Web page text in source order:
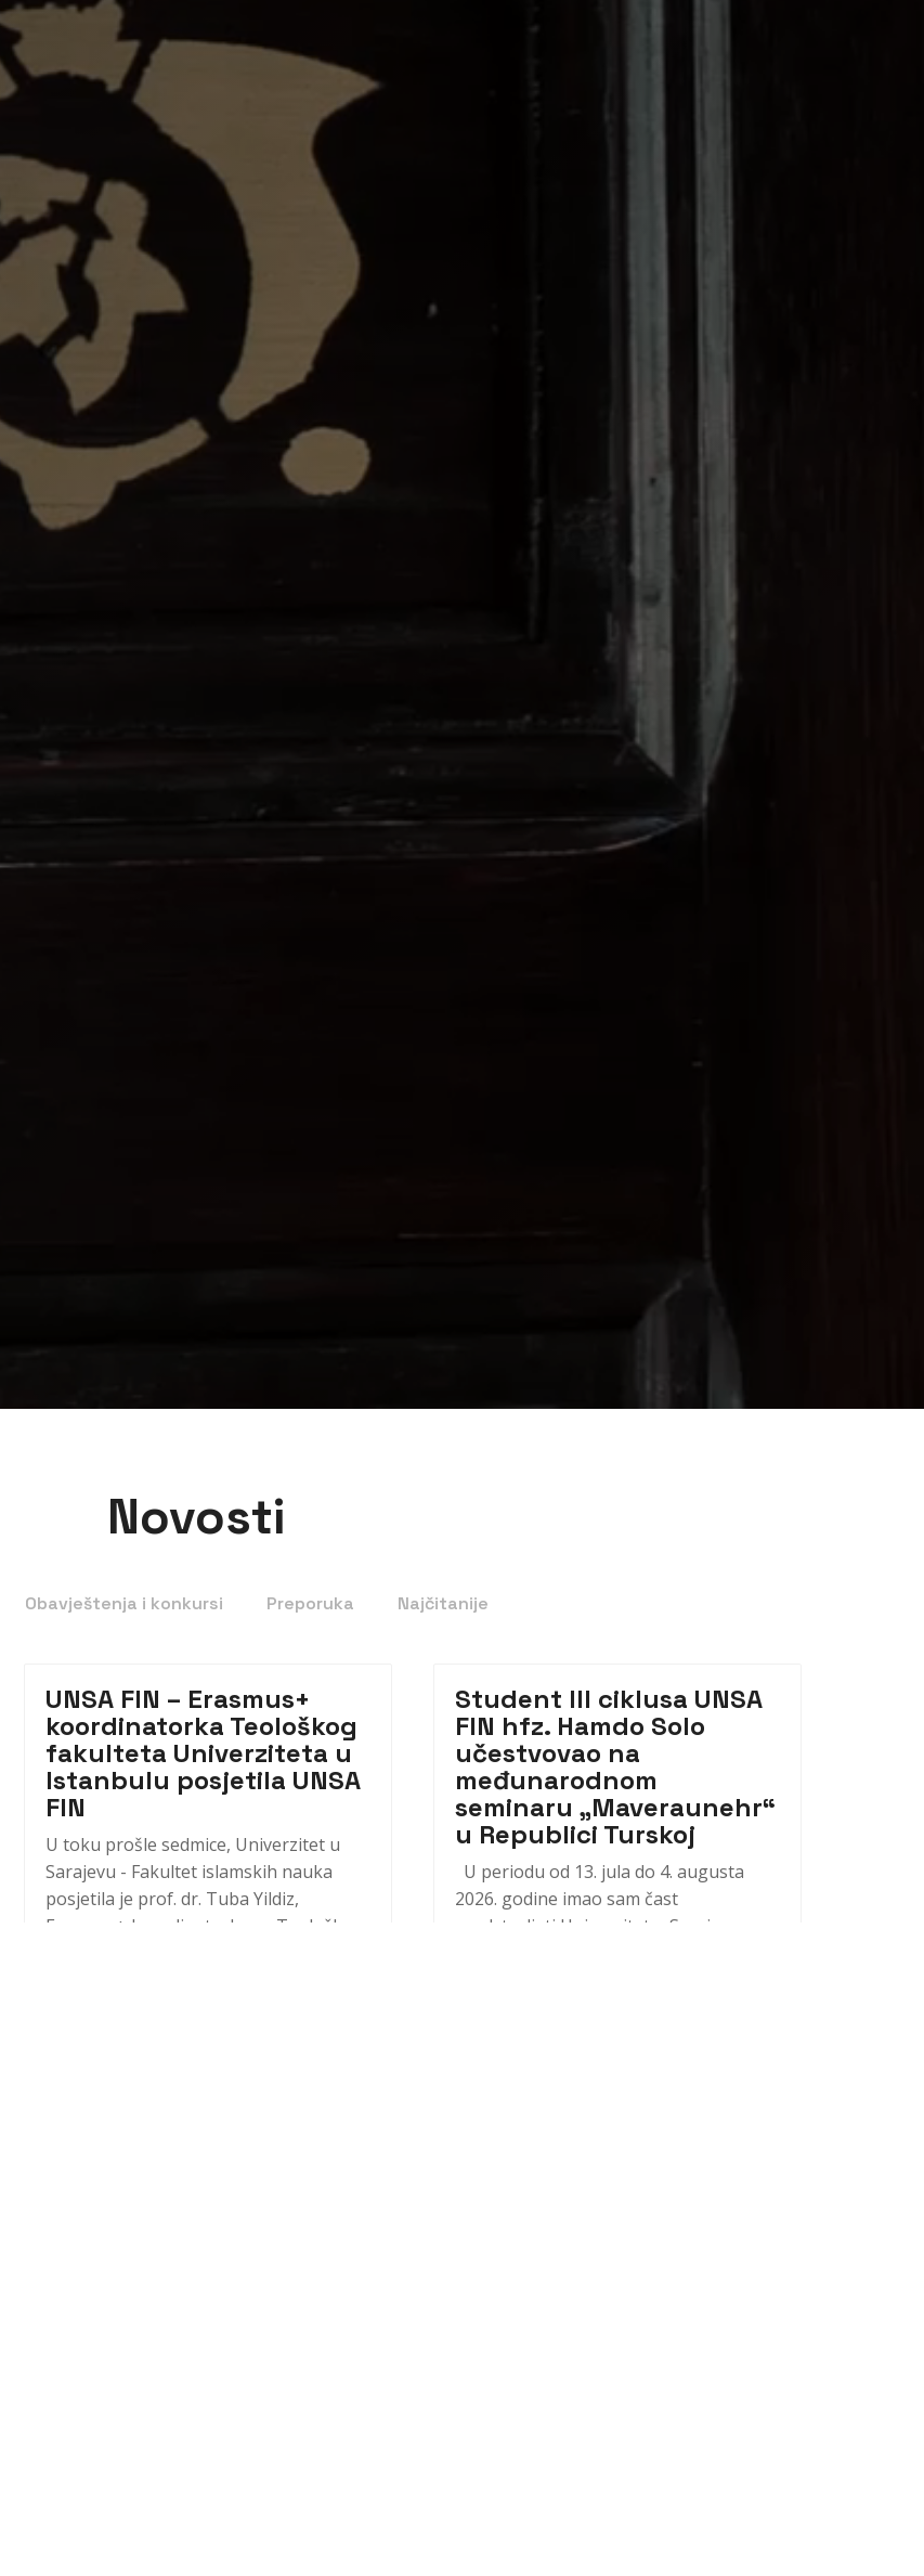
Novosti
Obavještenja i konkursi Preporuka Najčitanije
UNSA FIN – Erasmus+
koordinatorka Teološkog
fakulteta Univerziteta u
Istanbulu posjetila UNSA
FIN
U toku prošle sedmice, Univerzitet u
Sarajevu - Fakultet islamskih nauka
posjetila je prof. dr. Tuba Yildiz,
Erasmus+ koordinatorka sa Teološkog
Student III ciklusa UNSA
FIN hfz. Hamdo Solo
učestvovao na
međunarodnom
seminaru „Maveraunehr“
u Republici Turskoj
U periodu od 13. jula do 4. augusta
2026. godine imao sam čast
predstavljati Univerzitet u Sarajevu -